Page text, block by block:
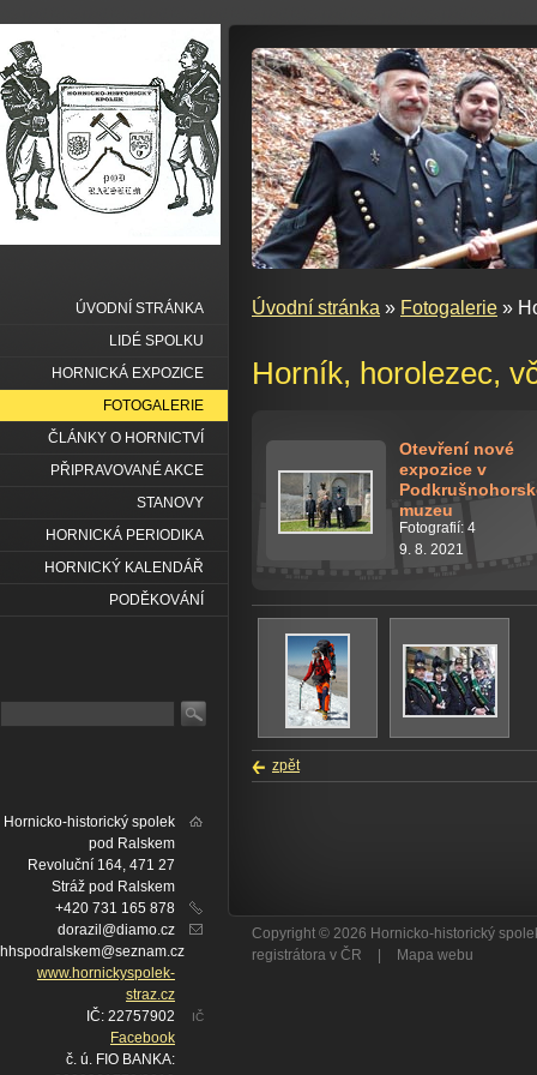
Úvodní stránka » Fotogalerie »
Horník, horolezec,
Otevření nové
expozice v
muzeu
Fotografií: 4
9. 8. 2021
zpět
ÚVODNÍ STRÁNKA
LIDÉ SPOLKU
HORNICKÁ EXPOZICE
FOTOGALERIE
ČLÁNKY O HORNICTVÍ
PŘIPRAVOVANÉ AKCE
STANOVY
HORNICKÁ PERIODIKA
HORNICKÝ KALENDÁŘ
PODĚKOVÁNÍ
Hornicko-historický spolek
pod Ralskem
Revoluční 164, 471 27
Stráž pod Ralskem
+420 731 165 878
dorazil@diamo.cz
hhspodralskem@seznam.cz
www.hornickyspolek-
straz.cz
IČ
IČ: 22757902
Facebook
č. ú. FIO BANKA:
Copyright © 2026 Hornicko-historický
registrátora v ČR
Mapa webu